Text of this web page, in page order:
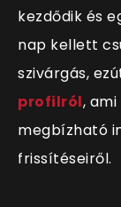
kezdődik és
nap kellett
szivárgás,
profilról,
megbízható
frissítéseiről.